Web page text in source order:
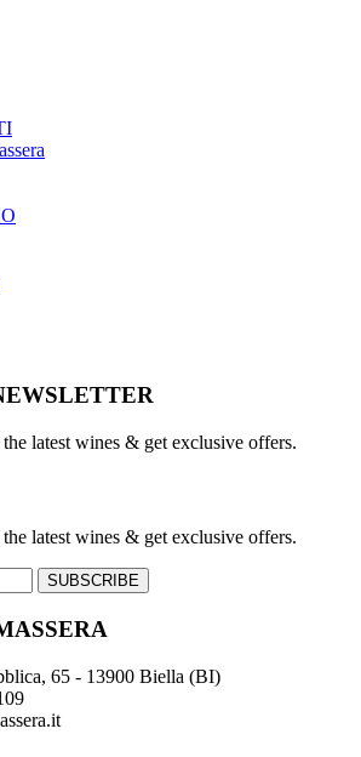
latest wines & get exclusive offers.
latest wines & get exclusive offers.
SUBSCRIBE
65 - 13900 Biella (BI)